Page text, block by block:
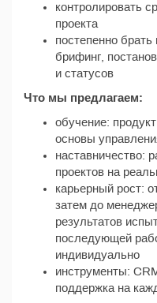
контролировать
проекта
постепенно
брифинг,
и статусов
Что мы предлагаем:
обучение:
основы
наставничество:
проектов на
карьерный рост:
затем до
результатов
последующей
индивидуально
инструменты:
поддержка на